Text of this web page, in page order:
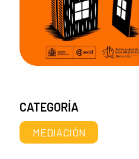
CATEGORÍA
MEDIACIÓN